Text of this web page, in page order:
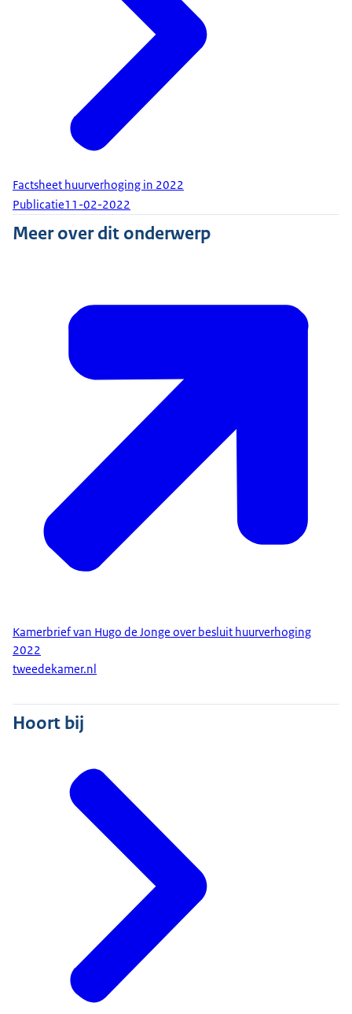
Factsheet huurverhoging in 2022
Publicatie11-02-2022
Meer over dit onderwerp
Kamerbrief van Hugo de Jonge over besluit huurverhoging
2022
tweedekamer.nl
Hoort bij